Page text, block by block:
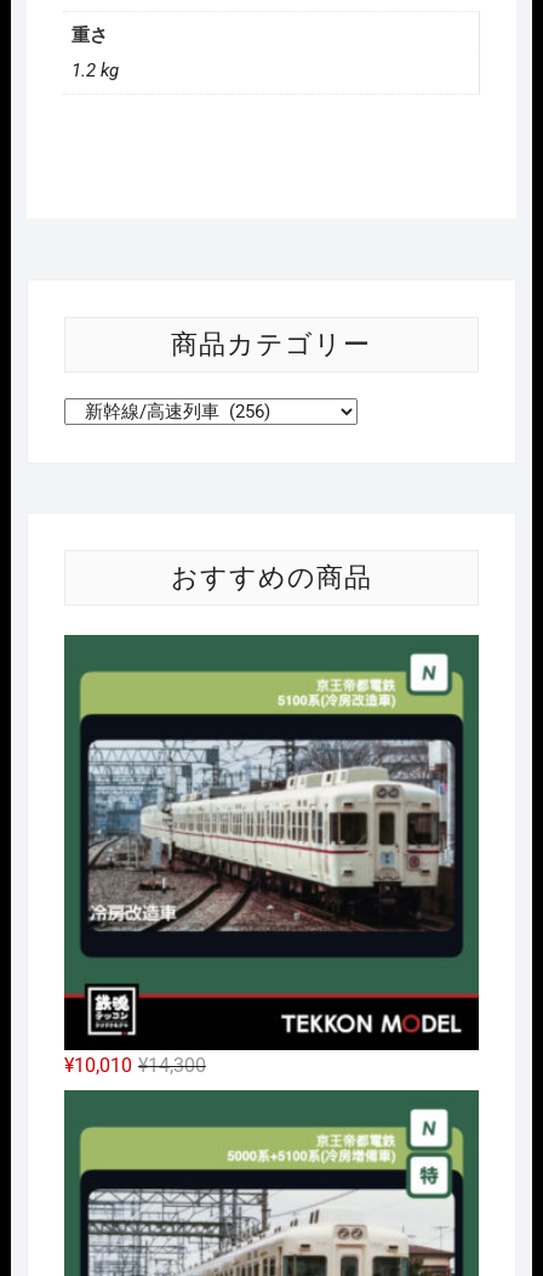
重さ
1.2 kg
商品カテゴリー
おすすめの商品
¥14,300元
の
価
¥14,300
で
し
¥10,010
現
在
の
は
¥10,010
で